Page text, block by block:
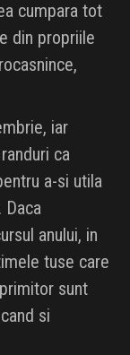
cumpara tot
din propriile
iar
ca
a-si utila
Daca
anului, in
tuse care
sunt
si